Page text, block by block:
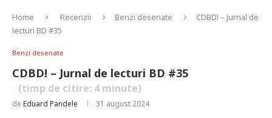
Home Recenzii Benzi desenate
CDBD! – Jurnal de
lecturi BD #35
Benzi desenate
CDBD! – Jurnal de lecturi BD #35
(timp de citire: 4minute)
de Eduard Pandele 31 august 2024